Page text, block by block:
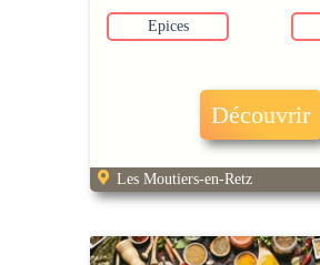
Epices
Découvrir
Les Moutiers-en-Retz